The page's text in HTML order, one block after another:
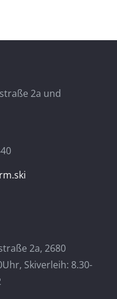
2a und
2a, 2680
Skiverleih: 8.30-